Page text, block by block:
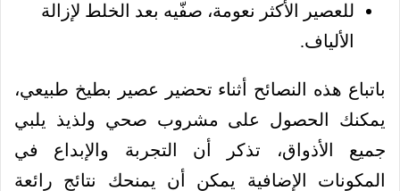
للعصير الأكثر نعومة، صفّيه بعد الخلط لإزالة
الألياف.
باتباع هذه النصائح أثناء تحضير عصير بطيخ طبيعي،
يمكنك الحصول على مشروب صحي ولذيذ يلبي
جميع الأذواق، تذكر أن التجربة والإبداع في
المكونات الإضافية يمكن أن يمنحك نتائج رائعة